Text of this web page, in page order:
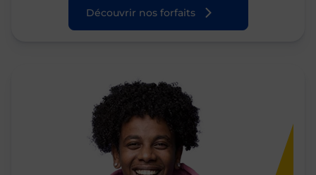
Découvrir nos forfaits